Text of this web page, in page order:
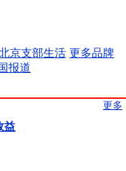
京支部生活
报道
更多品牌
更多
益